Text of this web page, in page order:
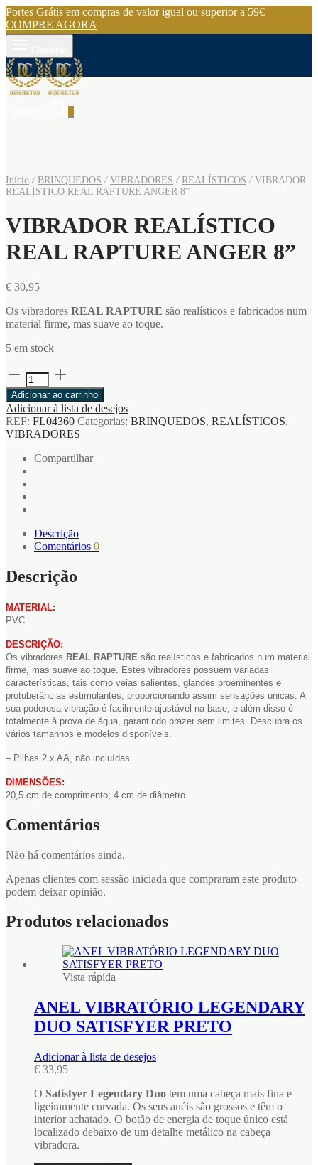
Portes Grátis em compras de valor igual ou superior a 59€
COMPRE AGORA
Início / BRINQUEDOS / VIBRADORES / REALÍSTICOS /VIBRADOR
REALÍSTICO REAL RAPTURE ANGER 8”
VIBRADOR REALÍSTICO
REAL RAPTURE ANGER 8”
€ 30,95
Os vibradores REAL RAPTURE são realísticos e fabricados num
material firme, mas suave ao toque.
5 em stock
Quantidade
de
VIBRADOR
REALÍSTICO
REAL
RAPTURE
8''
Adicionar ao carrinho
Adicionar à lista de desejos
REF: FL04360 Categorias: BRINQUEDOS, REALÍSTICOS,
VIBRADORES
Compartilhar
Descrição
Comentários 0
Descrição
MATERIAL:
PVC.
DESCRIÇÃO:
Os vibradores REAL RAPTURE são realísticos e fabricados num material
firme, mas suave ao toque. Estes vibradores possuem variadas
características, tais como veias salientes, glandes proeminentes e
protuberâncias estimulantes, proporcionando assim sensações únicas. A
sua poderosa vibração é facilmente ajustável na base, e além disso é
totalmente à prova de água, garantindo prazer sem limites. Descubra os
vários tamanhos e modelos disponíveis.
– Pilhas 2 x AA, não incluídas.
DIMENSÕES:
20,5 cm de comprimento; 4 cm de diâmetro.
Comentários
Não há comentários ainda.
Apenas clientes com sessão iniciada que compraram este produto
podem deixar opinião.
Produtos relacionados
Vista rápida
ANEL VIBRATÓRIO LEGENDARY
DUO SATISFYER PRETO
Adicionar à lista de desejos
€ 33,95
O Satisfyer Legendary Duo tem uma cabeça mais fina e
ligeiramente curvada. Os seus anéis são grossos e têm o
interior achatado. O botão de energia de toque único está
localizado debaixo de um detalhe metálico na cabeça
vibradora.